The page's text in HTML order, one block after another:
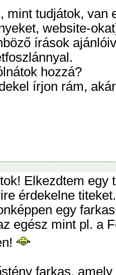
mint tudjátok, van
website-
írások
hozzá?
írjon rám,
Elkezdtem egy
érdekelne
egy
egész mint pl. a
farkas,